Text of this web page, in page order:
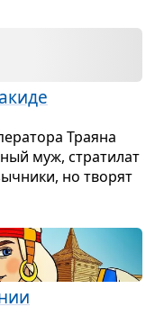
Тра­яна
муж, стра­ти­лат
но тво­рят